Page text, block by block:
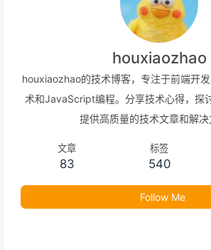
houxiaozhao
houxiaozhao的技术博客，专注于前端开
术和JavaScript编程。分享技术心得，探
提供高质量的技术文章和解决
文章
83
标签
540
Follow Me